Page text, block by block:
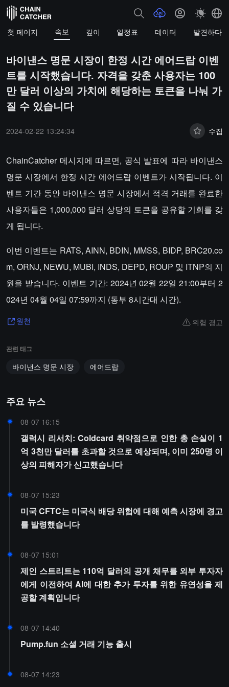
첫 페이지 속보 깊이 일정표 데이터 발견하다
바이낸스 명문 시장이 한정 시간 에어드랍 이벤
트를 시작했습니다. 자격을 갖춘 사용자는 100
만 달러 이상의 가치에 해당하는 토큰을 나눠 가
질 수 있습니다
2024-02-22 13:24:34 수집
ChainCatcher 메시지에 따르면, 공식 발표에 따라 바이낸스
명문 시장에서 한정 시간 에어드랍 이벤트가 시작됩니다. 이
벤트 기간 동안 바이낸스 명문 시장에서 적격 거래를 완료한
사용자들은 1,000,000 달러 상당의 토큰을 공유할 기회를 갖
게 됩니다.
이번 이벤트는 RATS, AINN, BDIN, MMSS, BIDP, BRC20.co
m, ORNJ, NEWU, MUBI, INDS, DEPD, ROUP 및 ITNP의 지
원을 받습니다. 이벤트 기간: 2024년 02월 22일 21:00부터 2
024년 04월 04일 07:59까지 (동부 8시간대 시간).
원천 위험 경고
관련 태그
바이낸스 명문 시장 에어드랍
주요 뉴스
08-07 16:15
갤럭시 리서치: Coldcard 취약점으로 인한 총 손실이 1
억 3천만 달러를 초과할 것으로 예상되며, 이미 250명 이
상의 피해자가 신고했습니다
08-07 15:23
미국 CFTC는 미국식 배당 위험에 대해 예측 시장에 경고
를 발령했습니다
08-07 15:01
제인 스트리트는 110억 달러의 공개 채무를 외부 투자자
에게 이전하여 AI에 대한 추가 투자를 위한 유연성을 제
공할 계획입니다
08-07 14:40
Pump.fun 소셜 거래 기능 출시
08-07 14:23